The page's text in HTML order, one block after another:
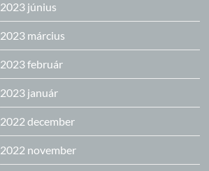
2023 június
2023 március
2023 február
2023 január
2022 december
2022 november